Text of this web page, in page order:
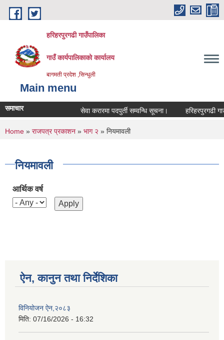
Skip to main content
हरिहरपुरगढी गाउँपालिका
गाउँ कार्यपालिकाको कार्यालय
बागमती प्रदेश ,सिन्धुली
Main menu
समाचार सेवा करारमा पदपुर्ती सम्वन्धि सूचना। हरिहरपुरगढी
You are here
Home » राजपत्र प्रकाशन » भाग २ » नियमावली
नियमावली
आर्थिक वर्ष
ऐन, कानुन तथा निर्देशिका
विनियोजन ऐन,२०८३
मिति: 07/16/2026 - 16:32